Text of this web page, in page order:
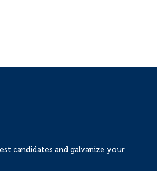
candidates and galvanize your